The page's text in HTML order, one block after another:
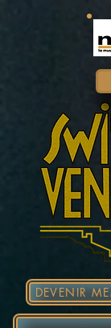
DEVENIR